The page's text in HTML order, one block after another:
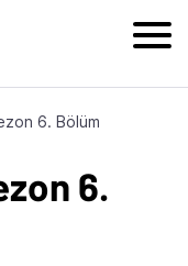
6. Bölüm
6.